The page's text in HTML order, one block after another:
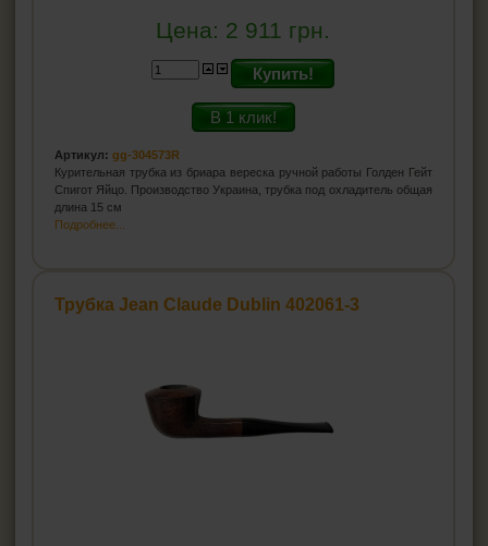
Цена: 2 911 грн.
Купить!
В 1 клик!
Артикул: gg-304573R
Курительная трубка из бриара вереска ручной работы Голден Гейт
Спигот Яйцо. Производство Украина, трубка под охладитель общая
длина 15 см
Подробнее...
Трубка Jean Claude Dublin 402061-3